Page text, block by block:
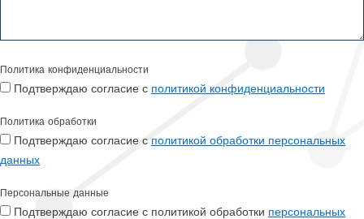
Политика конфиденциальности
Подтверждаю согласие с политикой конфиденциальности
Политика обработки
Подтверждаю согласие с политикой обработки персональных
данных
Персональные данные
Подтверждаю согласие с политикой обработки персональных